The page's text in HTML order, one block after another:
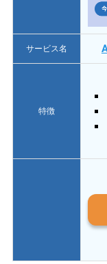
サービス名
特徴